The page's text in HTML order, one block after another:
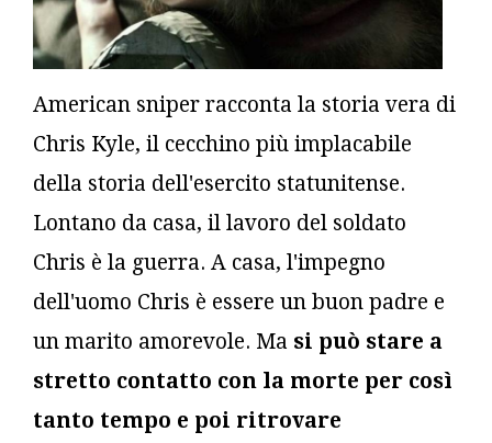
American sniper racconta la storia vera di
Chris Kyle, il cecchino più implacabile
della storia dell'esercito statunitense.
Lontano da casa, il lavoro del soldato
Chris è la guerra. A casa, l'impegno
dell'uomo Chris è essere un buon padre e
un marito amorevole. Ma si può stare a
stretto contatto con la morte per così
tanto tempo e poi ritrovare